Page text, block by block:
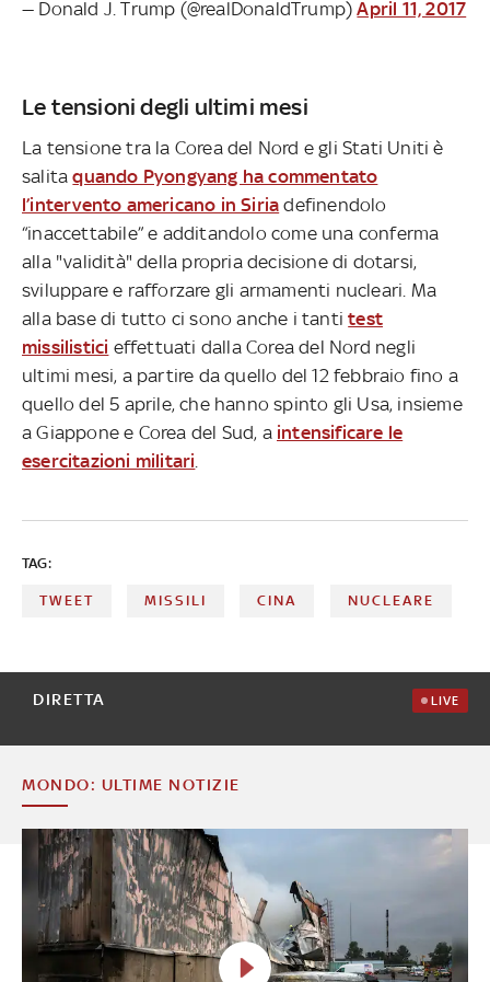
— Donald J. Trump (@realDonaldTrump)April 11, 2017
Le tensioni degli ultimi mesi
La tensione tra la Corea del Nord e gli Stati Uniti è
salitaquando Pyongyang ha commentato
l’intervento americano in Siria definendolo
“inaccettabile” e additandolo come una conferma
alla "validità" della propria decisione di dotarsi,
sviluppare e rafforzare gli armamenti nucleari. Ma
alla base di tutto ci sono anche i tantitest
missilistici effettuati dalla Corea del Nord negli
ultimi mesi, a partire da quello del 12 febbraio fino a
quello del 5 aprile, che hanno spinto gli Usa, insieme
a Giappone e Corea del Sud, a intensificare le
esercitazioni militari
TAG:
TWEET MISSILI CINA NUCLEARE
DIRETTA LIVE
MONDO: ULTIME NOTIZIE